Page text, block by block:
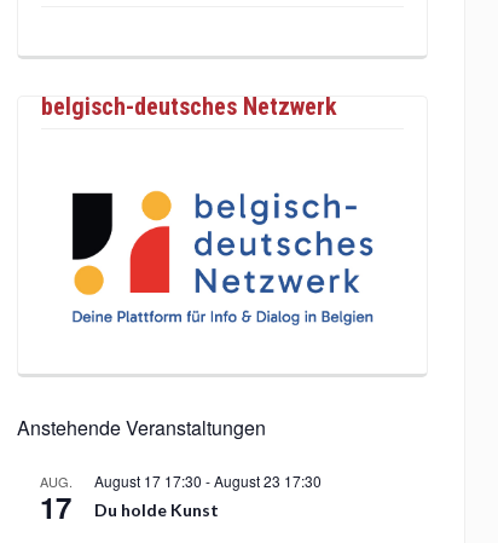
belgisch-deutsches Netzwerk
Anstehende Veranstaltungen
AUG.
17
August 17 17:30 -August 23 17:30
Du holde Kunst